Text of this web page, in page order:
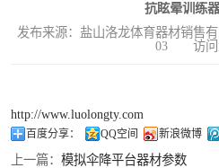
抗眩晕训练
发布来源：盐山洛龙体育器材销
03 访问
http://www.luolongty.com
百度分享： QQ空间 新浪微博
上一篇： 模拟伞降平台器材参数
心理行为训练器
警犬训练器材
军用单双杠